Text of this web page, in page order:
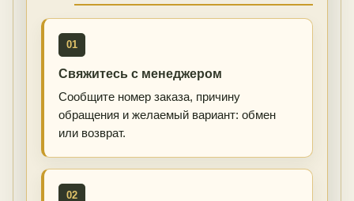
01
Свяжитесь с менеджером
Сообщите номер заказа, причину
обращения и желаемый вариант: обмен
или возврат.
02